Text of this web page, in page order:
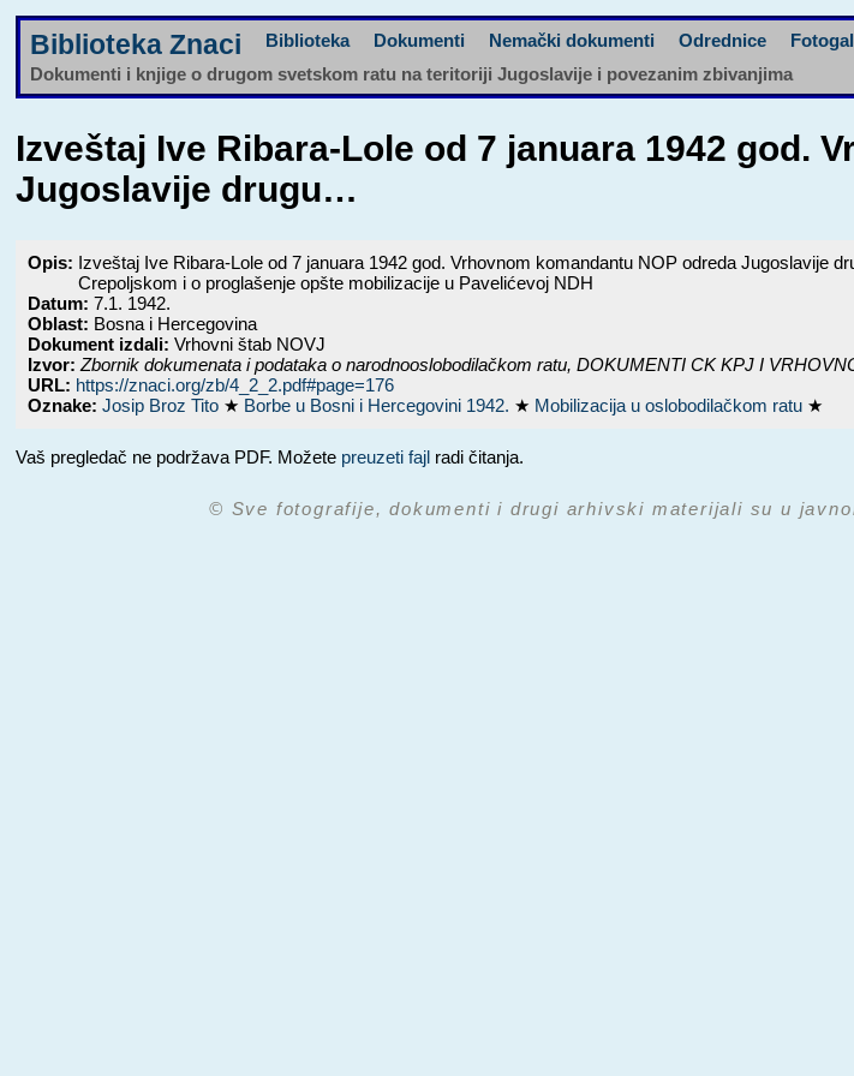
Biblioteka Znaci Biblioteka Dokumenti Nemački dokumenti Odrednice
Dokumenti i knjige o drugom svetskom ratu na teritoriji Jugoslavije i povezanim zbivanjima
Izveštaj Ive Ribara-Lole od 7 januara 1942 god.
Jugoslavije drugu…
Opis: Izveštaj Ive Ribara-Lole od 7 januara 1942 god. Vrhovnom komandantu NOP odreda Jugoslavije
Crepoljskom i o proglašenje opšte mobilizacije u Pavelićevoj NDH
Datum:7.1. 1942.
Oblast: Bosna i Hercegovina
Dokument izdali: Vrhovni štab NOVJ
Izvor: Zbornik dokumenata i podataka o narodnooslobodilačkom ratu,DOKUMENTI CK KPJ I
URL: https://znaci.org/zb/4_2_2.pdf#page=176
Oznake:Josip Broz Tito ★ Borbe u Bosni i Hercegovini 1942. ★ Mobilizacija u oslobodilačkom ratu ★
Vaš pregledač ne podržava PDF. Možete preuzeti fajl radi čitanja.
© Sve fotografije, dokumenti i drugi arhivski materijali su u